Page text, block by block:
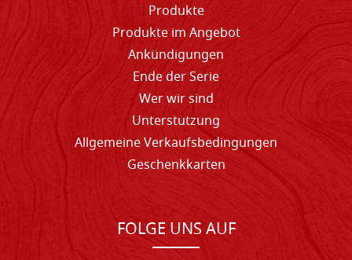
Produkte
Produkte im Angebot
Ankündigungen
Ende der Serie
Wer wir sind
Unterstutzung
Allgemeine Verkaufsbedingungen
Geschenkkarten
FOLGE UNS AUF